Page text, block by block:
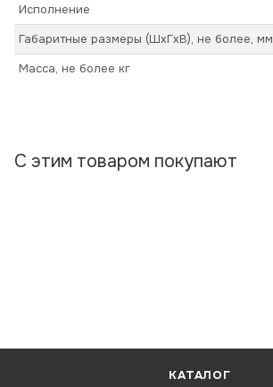
Исполнение
Габаритные размеры (ШхГхВ), не более, мм
Масса, не более кг
С этим товаром покупают
КАТАЛОГ